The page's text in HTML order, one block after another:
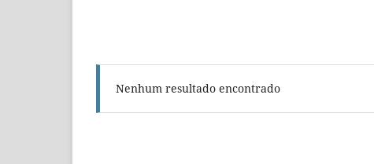
Nenhum resultado encontrado